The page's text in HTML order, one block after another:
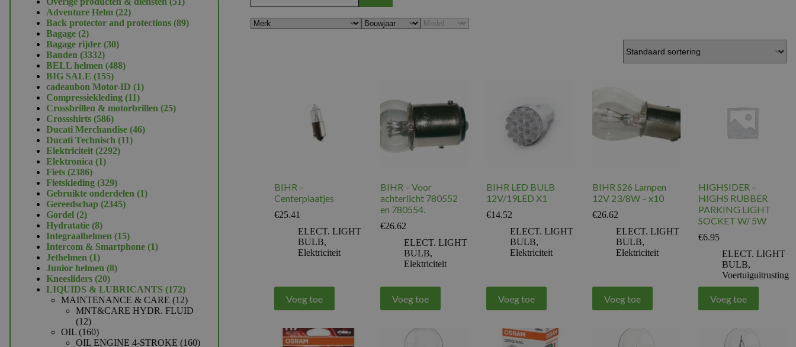
BIHR –
Centerplaatjes
€25.41
ELECT. LIGHT
BULB,
Elektriciteit
Voeg toe
BIHR – Voor
achterlicht 780552
en 780554.
€26.62
ELECT. LIGHT
BULB,
Elektriciteit
Voeg toe
BIHR LED BULB
12V/19LED X1
€14.52
ELECT. LIGHT
BULB,
Elektriciteit
Voeg toe
BIHR S26 Lampen
12V 23/8W – x10
€26.62
ELECT. LIGHT
BULB,
Elektriciteit
Voeg toe
HIGHSIDER –
HIGHS RUBBER
PARKING LIGHT
SOCKET W/ 5W
€6.95
ELECT. LIGHT
BULB,
Voertuiguitrusting
Voeg toe
Adventure Helm 2222
producten
Back protector and protections 8989
Bagage 22
producten
Bagage rijder 3030
Banden 33323332
producten
BELL helmen 488488
BIG SALE 155155
producten
cadeaubon Motor-ID 11
Compressiekleding 1111
producten
Crossbrillen & motorbrillen 2525
Crossshirts 586586
producten
Ducati Merchandise 4646
Ducati Technisch 1111
Elektriciteit 22922292
Elektronica 11
Fiets 23862386
producten
Fietskleding 329329
producten
Gebruikte onderdelen 11
Gereedschap 23452345
Gordel 22
producten
Hydratatie 88
producten
Integraalhelmen 1515
producten
Intercom & Smartphone 11
Jethelmen 11
product
Junior helmen 88
Kneesliders 2020
producten
LIQUIDS & LUBRICANTS 172172
producten
MAINTENANCE & CARE 1212
producten
MNT&CARE HYDR. FLUID
1212
producten
OIL 160160
producten
OIL ENGINE 4-STROKE 160160